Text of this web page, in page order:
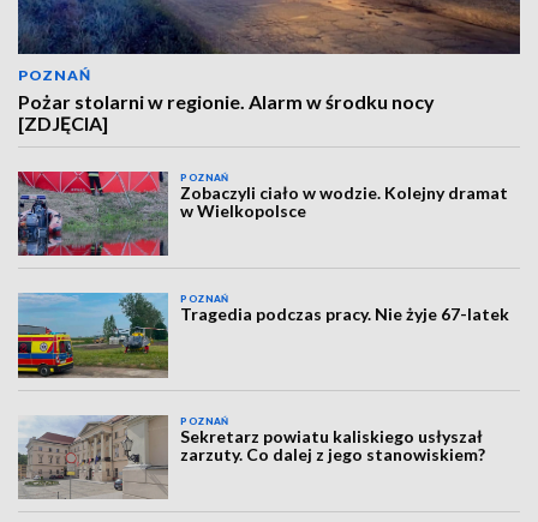
POZNAŃ
Pożar stolarni w regionie. Alarm w środku nocy
[ZDJĘCIA]
POZNAŃ
Zobaczyli ciało w wodzie. Kolejny dramat
w Wielkopolsce
POZNAŃ
Tragedia podczas pracy. Nie żyje 67-latek
POZNAŃ
Sekretarz powiatu kaliskiego usłyszał
zarzuty. Co dalej z jego stanowiskiem?